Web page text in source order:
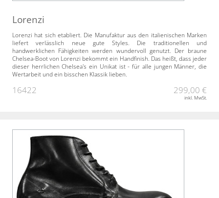
Lorenzi
Lorenzi hat sich etabliert. Die Manufaktur aus den italienischen Marken
liefert verlässlich neue gute Styles. Die traditionellen und
handwerklichen Fähigkeiten werden wundervoll genutzt. Der braune
Chelsea-Boot von Lorenzi bekommt ein Handfinish. Das heißt, dass jeder
dieser herrlichen Chelsea's ein Unikat ist - für alle jungen Männer, die
Wertarbeit und ein bisschen Klassik lieben.
16422 299,00 €
inkl. MwSt.